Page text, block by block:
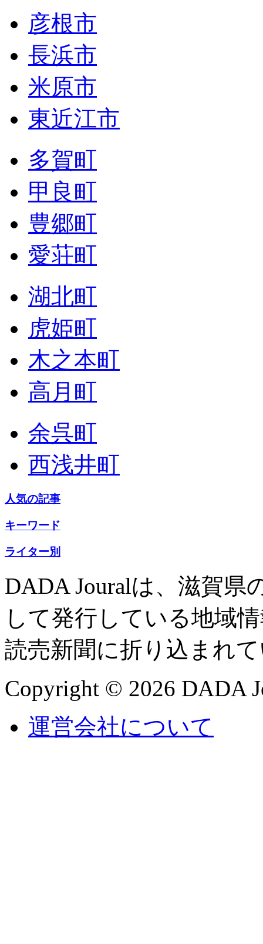
彦根市
長浜市
米原市
東近江市
多賀町
甲良町
豊郷町
愛荘町
湖北町
虎姫町
木之本町
高月町
余呉町
西浅井町
人気の記事
キーワード
ライター別
DADA Jouralは、滋賀県
して発行している地域
読売新聞に折り込まれ
Copyright © 2026 DADA
運営会社について